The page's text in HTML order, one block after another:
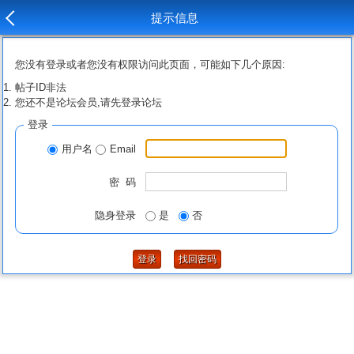
提示信息
您没有登录或者您没有权限访问此页面，可能如下几个原因:
帖子ID非法
您还不是论坛会员,请先登录论坛
登录
用户名 Email
密 码
隐身登录 是 否